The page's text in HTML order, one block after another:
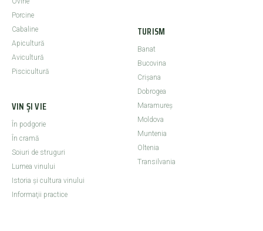
Porcine
Cabaline
Apicultură
Avicultură
Piscicultură
VIN ȘI VIE
În podgorie
În cramă
Soiuri de struguri
Lumea vinului
Istoria şi cultura vinului
Informaţii practice
TURISM
Banat
Bucovina
Crişana
Dobrogea
Maramureş
Moldova
Muntenia
Oltenia
Transilvania